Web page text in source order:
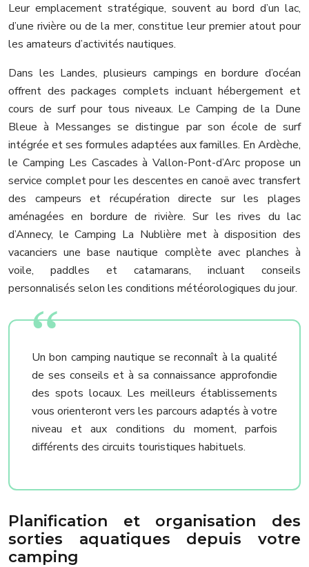
Leur emplacement stratégique, souvent au bord d’un lac,
d’une rivière ou de la mer, constitue leur premier atout pour
les amateurs d’activités nautiques.
Dans les Landes, plusieurs campings en bordure d’océan
offrent des packages complets incluant hébergement et
cours de surf pour tous niveaux. Le Camping de la Dune
Bleue à Messanges se distingue par son école de surf
intégrée et ses formules adaptées aux familles. En Ardèche,
le Camping Les Cascades à Vallon-Pont-d’Arc propose un
service complet pour les descentes en canoë avec transfert
des campeurs et récupération directe sur les plages
aménagées en bordure de rivière. Sur les rives du lac
d’Annecy, le Camping La Nublière met à disposition des
vacanciers une base nautique complète avec planches à
voile, paddles et catamarans, incluant conseils
personnalisés selon les conditions météorologiques du jour.
Un bon camping nautique se reconnaît à la qualité
de ses conseils et à sa connaissance approfondie
des spots locaux. Les meilleurs établissements
vous orienteront vers les parcours adaptés à votre
niveau et aux conditions du moment, parfois
différents des circuits touristiques habituels.
Planification et organisation des
sorties aquatiques depuis votre
camping